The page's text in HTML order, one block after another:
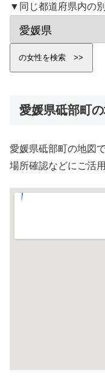
▼同じ都道府県内の
愛媛県砥部町
愛媛県砥部町の地図
場所確認などにご活